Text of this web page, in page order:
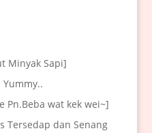
Minyak Sapi]
Yummy..
Pn.Beba wat kek wei~]
Tersedap dan Senang